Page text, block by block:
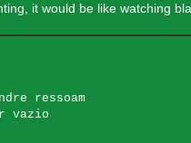
it would be like watching
ressoam
vazio